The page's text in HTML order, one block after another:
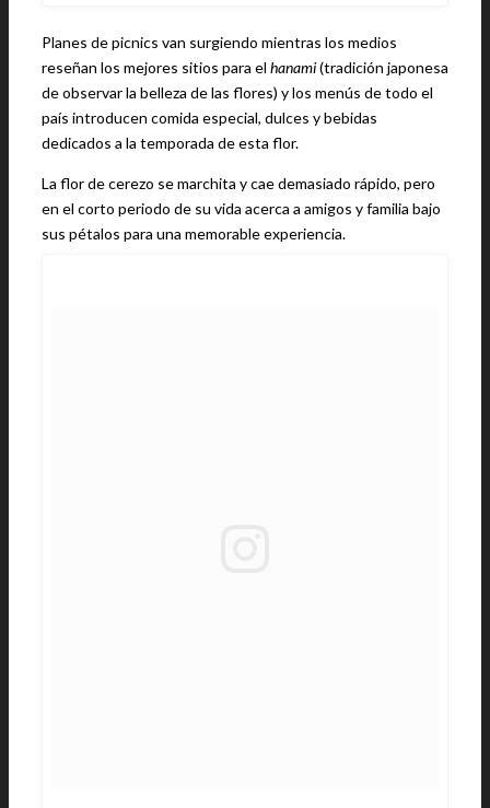
Planes de picnics van surgiendo mientras los medios
reseñan los mejores sitios para el hanami(tradición japonesa
de observar la belleza de las flores) y los menús de todo el
país introducen comida especial, dulces y bebidas
dedicados a la temporada de esta flor.
La flor de cerezo se marchita y cae demasiado rápido, pero
en el corto periodo de su vida acerca a amigos y familia bajo
sus pétalos para una memorable experiencia.